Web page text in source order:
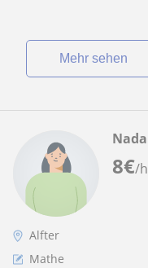
Mehr sehen
8€/h
Nada
Alfter
Mathe